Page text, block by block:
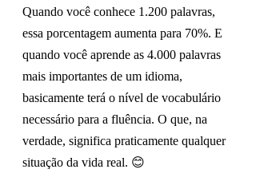
Quando você conhece 1.200 palavras,
essa porcentagem aumenta para 70%. E
quando você aprende as 4.000 palavras
mais importantes de um idioma,
basicamente terá o nível de vocabulário
necessário para a fluência. O que, na
verdade, significa praticamente qualquer
situação da vida real. 😊